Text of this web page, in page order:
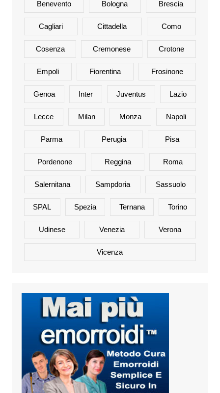
Benevento Bologna Brescia
Cagliari Cittadella Como
Cosenza Cremonese Crotone
Empoli Fiorentina Frosinone
Genoa Inter Juventus Lazio
Lecce Milan Monza Napoli
Parma Perugia Pisa
Pordenone Reggina Roma
Salernitana Sampdoria Sassuolo
SPAL Spezia Ternana Torino
Udinese Venezia Verona
Vicenza